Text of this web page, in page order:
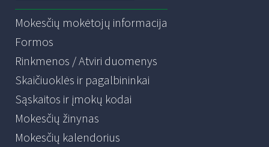
Mokesčių mokėtojų informacija
Formos
Rinkmenos / Atviri duomenys
Skaičiuoklės ir pagalbininkai
Sąskaitos ir įmokų kodai
Mokesčių žinynas
Mokesčių kalendorius